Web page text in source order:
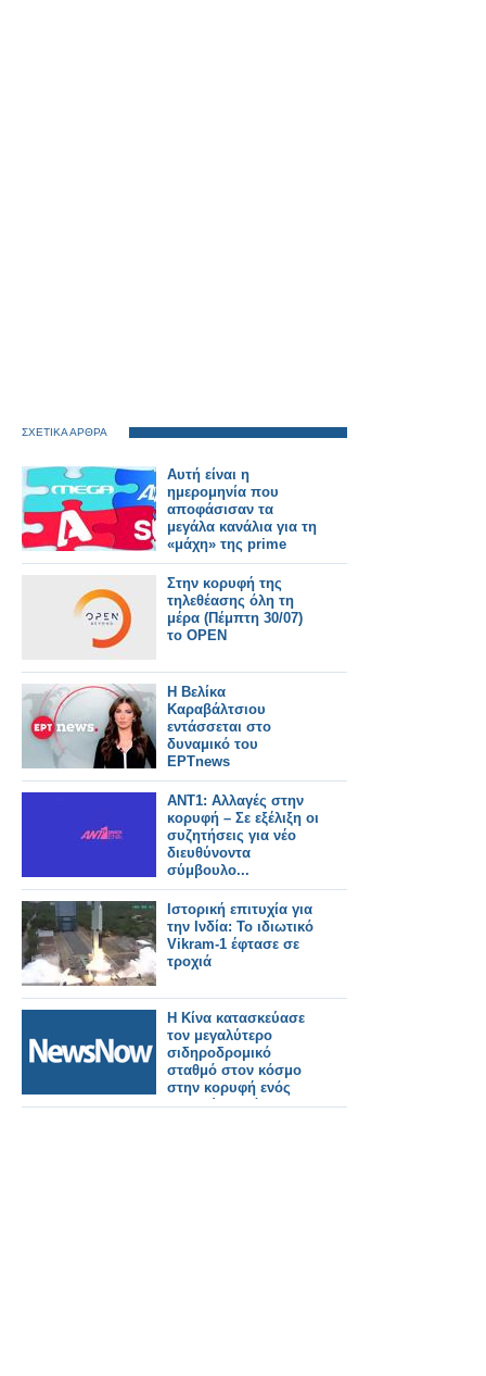
ΣΧΕΤΙΚΑ ΑΡΘΡΑ
Αυτή είναι η
ημερομηνία που
αποφάσισαν τα
μεγάλα κανάλια για τη
«μάχη» της prime
time
Στην κορυφή της
τηλεθέασης όλη τη
μέρα (Πέμπτη 30/07)
το OPEN
Η Βελίκα
Καραβάλτσιου
εντάσσεται στο
δυναμικό του
ΕΡΤnews
ΑΝΤ1: Αλλαγές στην
κορυφή – Σε εξέλιξη οι
συζητήσεις για νέο
διευθύνοντα
σύμβουλο...
Ιστορική επιτυχία για
την Ινδία: Το ιδιωτικό
Vikram-1 έφτασε σε
τροχιά
Η Κίνα κατασκεύασε
τον μεγαλύτερο
σιδηροδρομικό
σταθμό στον κόσμο
στην κορυφή ενός
βουνού σε μόλις 38